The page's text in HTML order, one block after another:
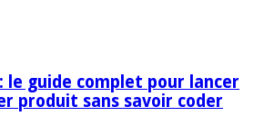
le guide complet pour lancer
produit sans savoir coder